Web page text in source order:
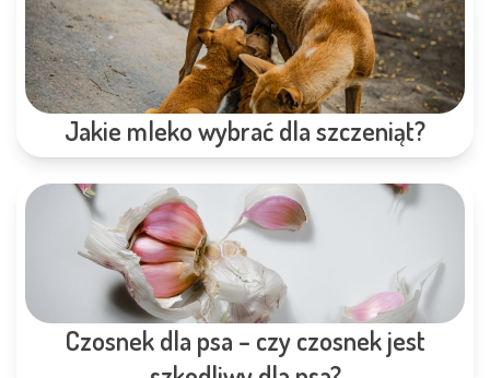
Jakie mleko wybrać dla szczeniąt?
Czosnek dla psa – czy czosnek jest